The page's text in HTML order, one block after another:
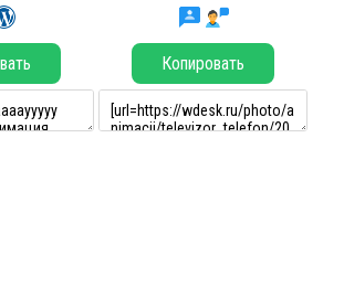
Копировать